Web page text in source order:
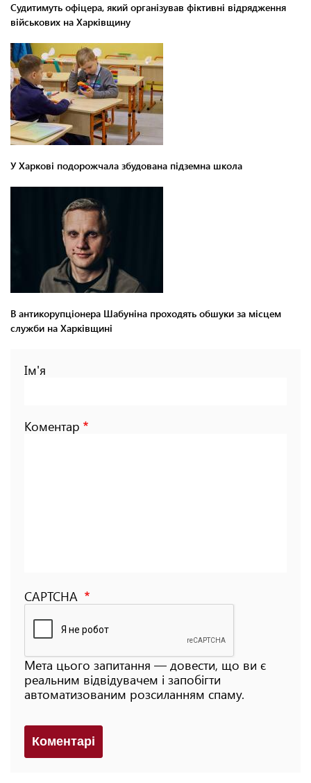
Судитимуть офіцера, який організував фіктивні відрядження
військових на Харківщину
У Харкові подорожчала збудована підземна школа
В антикорупціонера Шабуніна проходять обшуки за місцем
служби на Харківщині
Ім'я
Коментар
CAPTCHA
Мета цього запитання — довести, що ви є
реальним відвідувачем і запобігти
автоматизованим розсиланням спаму.
Коментарi